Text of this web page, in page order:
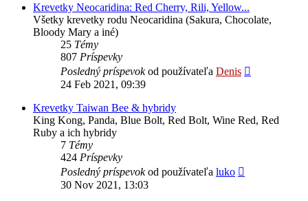
Krevetky Neocaridina: Red Cherry, Rili, Yellow...
Všetky krevetky rodu Neocaridina (Sakura, Chocolate,
Bloody Mary a iné)
25 Témy
807 Príspevky
Posledný príspevokod používateľa Denis
24 Feb 2021, 09:39
Krevetky Taiwan Bee & hybridy
King Kong, Panda, Blue Bolt, Red Bolt, Wine Red, Red
Ruby a ich hybridy
7 Témy
424 Príspevky
Posledný príspevokod používateľa luko
30 Nov 2021, 13:03